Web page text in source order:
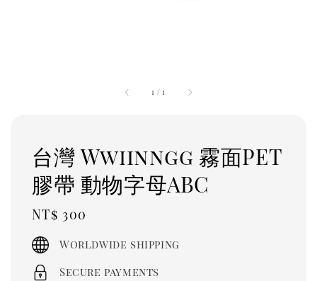
1 /1
台灣 Wwiinngg 霧面PET
膠帶 動物字母ABC
Regular
price
NT$ 300
Worldwide shipping
Secure payments